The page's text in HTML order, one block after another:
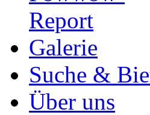
Report
Galerie
Suche &
Über uns